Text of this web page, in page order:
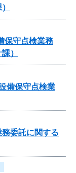
保守点検業務
）
備保守点検業
委託に関する